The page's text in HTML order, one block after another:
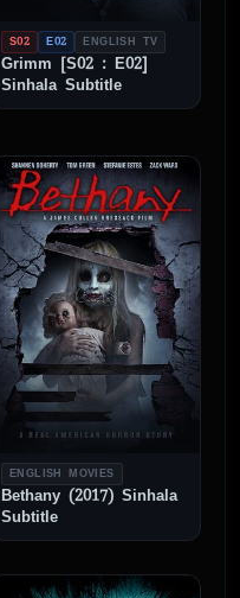
S02 E02 ENGLISH TV
Grimm [S02 : E02]
Sinhala Subtitle
ENGLISH MOVIES
Bethany (2017) Sinhala
Subtitle